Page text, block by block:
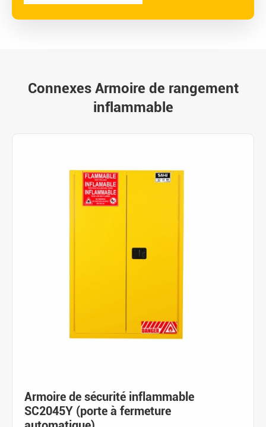
Connexes Armoire de rangement
inflammable
Armoire de sécurité inflammable
SC2045Y (porte à fermeture